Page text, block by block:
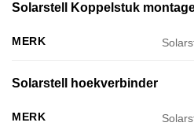
Solarstell Koppelstuk
MERK
Solarstell hoekverbinder
MERK